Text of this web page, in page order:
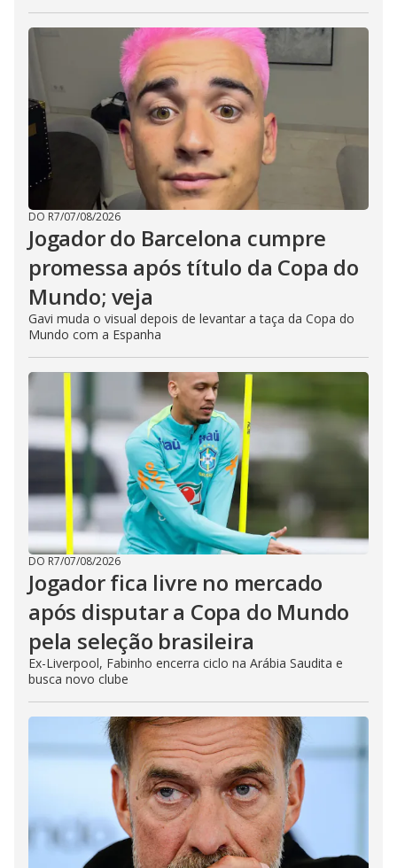
DO R7/07/08/2026
Jogador do Barcelona cumpre
promessa após título da Copa do
Mundo; veja
Gavi muda o visual depois de levantar a taça da Copa do
Mundo com a Espanha
DO R7/07/08/2026
Jogador fica livre no mercado
após disputar a Copa do Mundo
pela seleção brasileira
Ex-Liverpool, Fabinho encerra ciclo na Arábia Saudita e
busca novo clube